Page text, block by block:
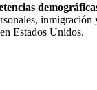
inmigración
Estados Unidos.